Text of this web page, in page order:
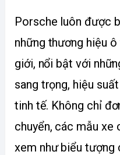
Porsche luôn được
những thương hiệu
giới, nổi bật với
sang trọng, hiệu
tinh tế. Không chỉ
chuyển, các mẫu
xem như biểu tượng